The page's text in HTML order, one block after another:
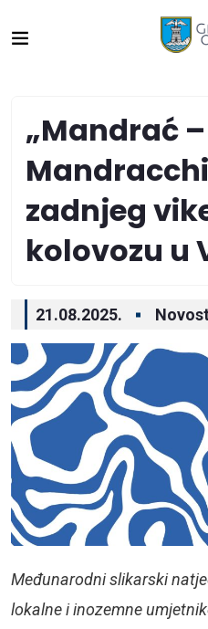
„Mandrać –
zadnjeg
kolovozu u
21.08.2025.
Međunarodni slikarski
lokalne i inozemne